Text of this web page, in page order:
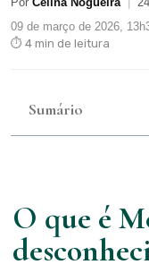
09 de março de 2026,
⏱ 4 min de leitura
Sumário
O que é